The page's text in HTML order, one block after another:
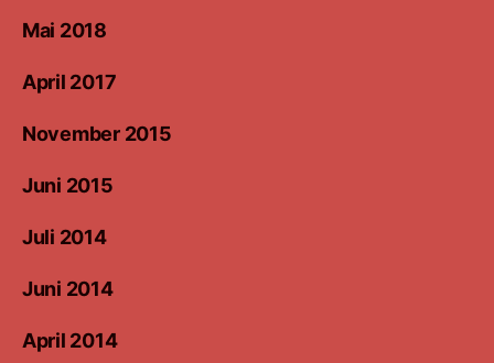
Mai 2018
April 2017
November 2015
Juni 2015
Juli 2014
Juni 2014
April 2014